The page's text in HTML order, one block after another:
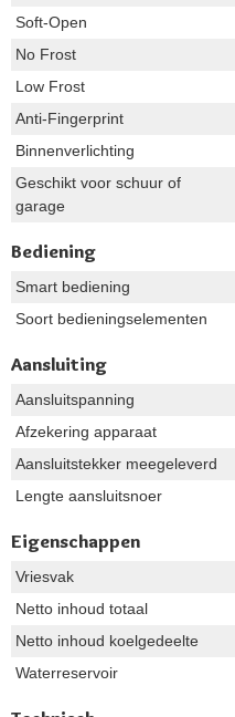
Soft-Open
No Frost
Low Frost
Anti-Fingerprint
Binnenverlichting
Geschikt voor schuur of
garage
Bediening
Smart bediening
Soort bedieningselementen
Aansluiting
Aansluitspanning
Afzekering apparaat
Aansluitstekker meegeleverd
Lengte aansluitsnoer
Eigenschappen
Vriesvak
Netto inhoud totaal
Netto inhoud koelgedeelte
Waterreservoir